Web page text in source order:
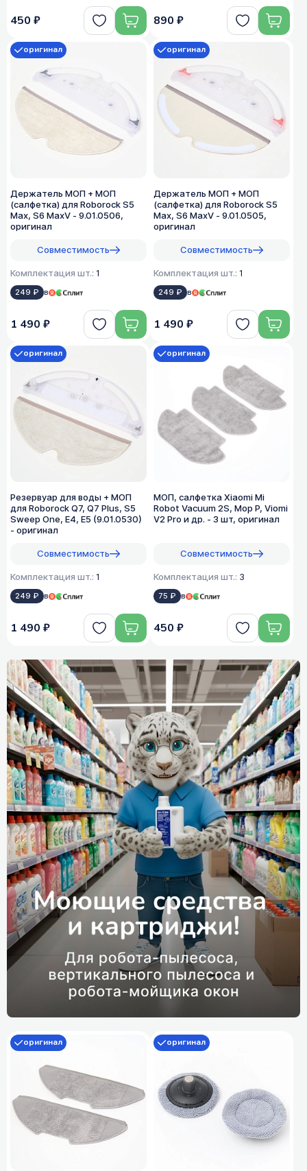
450 ₽ 890 ₽
Держатель МОП + МОП
(салфетка) для Roborock S5
Max, S6 MaxV - 9.01.0506,
оригинал
Совместимость
Комплектация шт.: 1
249 ₽ в
оригинал
1 490 ₽
Держатель МОП + МОП
(салфетка) для Roborock S5
Max, S6 MaxV - 9.01.0505,
оригинал
Совместимость
Комплектация шт.: 1
249 ₽ в
оригинал
1 490 ₽
Резервуар для воды + МОП
для Roborock Q7, Q7 Plus, S5
Sweep One, E4, E5 (9.01.0530)
- оригинал
Совместимость
Комплектация шт.: 1
249 ₽ в
оригинал
1 490 ₽
МОП, салфетка Xiaomi Mi
Robot Vacuum 2S, Mop P, Viomi
V2 Pro и др. - 3 шт, оригинал
Совместимость
Комплектация шт.: 3
75 ₽ в
оригинал
450 ₽
оригинал оригинал